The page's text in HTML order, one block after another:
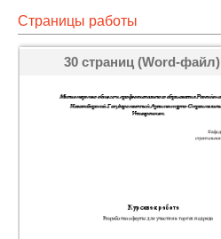
Страницы работы
30 страниц (Word-файл)